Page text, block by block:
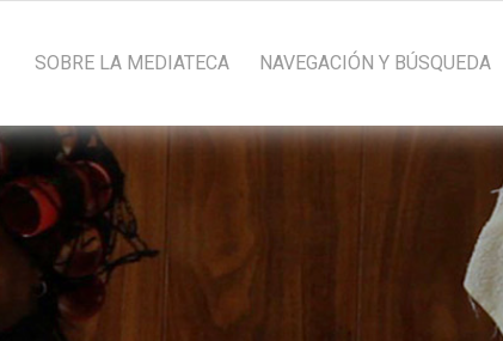
SOBRE LA MEDIATECA NAVEGACIÓN Y BÚSQUEDA